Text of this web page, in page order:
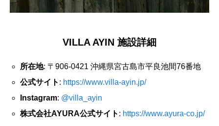
VILLA AYIN 施設詳細
所在地: 〒906-0421 沖縄県宮古島市平良池間76番地
公式サイト : https://www.villa-ayin.jp/
Instagram: @villa_ayin
株式会社AYURA公式サイト : https://www.ayura-co.jp/